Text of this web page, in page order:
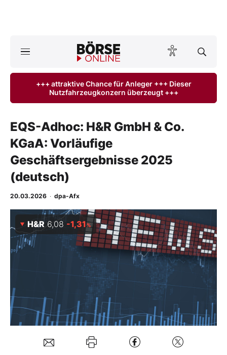
ktuelle Ausgabe BÖRSE ONLINE lesen
Finanz-Check
Abo & Shop
BO-Musterdepots
Experten
Mein B:O
Folgen Sie uns
Kontakt
+++ attraktive Chance für Anleger +++ Dieser
Nutzfahrzeugkonzern überzeugt +++
EQS-Adhoc: H&R GmbH & Co.
KGaA: Vorläufige
Geschäftsergebnisse 2025
(deutsch)
20.03.2026 · dpa-Afx
H&R 6,08 -1,31%